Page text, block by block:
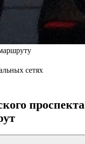
сетях
проспекта |